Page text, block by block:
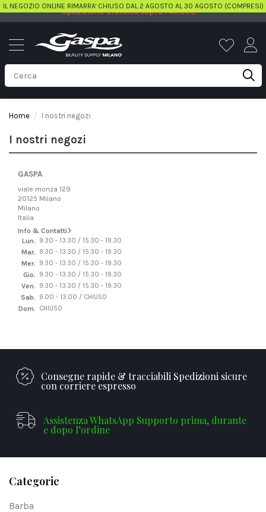
IL NEGOZIO ONLINE RIMARRA' CHIUSO DAL 2 AGOSTO AL 30 AGOSTO (COMPRESI)
Spedizione Gratuita sopra i 49,90€
Home I nostri negozi
I nostri negozi
GASPA
viale monza 129
20125 Milano
Milano
Italia
Info & Contatti
Lun.
9.30 - 13.30 / 15.30 - 19.30
Mar. 9.30 - 13.30 / 15.30 - 19.30
Mer. 9.30 - 13.30 / 15.30 - 19.30
Gio. 9.30 - 13.30 / 15.30 - 19.30
Ven. 9.30 - 13.30 / 15.30 - 19.30
Sab. 9.00 - 13.00 / CHIUSO
Dom. CHIUSO
Consegne rapide & tracciabili Spedizioni sicure
con corriere espresso
Assistenza WhatsApp Supporto prima, durante
e dopo l’ordine
Categorie
Barba